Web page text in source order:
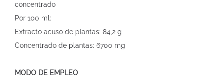
concentrado
Por 100 ml:
Extracto acuso de plantas: 84,2 g
Concentrado de plantas: 6700 mg
MODO DE EMPLEO